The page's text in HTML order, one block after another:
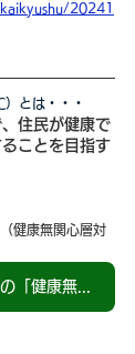
20241
とは・・・
住民が健康で
ことを目指す
健康無関心層対